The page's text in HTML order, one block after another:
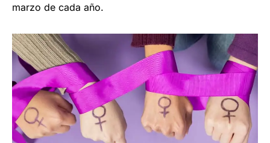
marzo de cada año.